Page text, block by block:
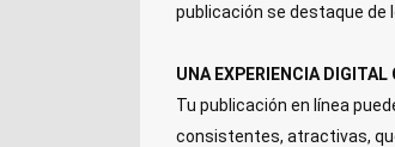
publicación se destaque de
UNA EXPERIENCIA DIGITAL
Tu publicación en línea
consistentes, atractivas,